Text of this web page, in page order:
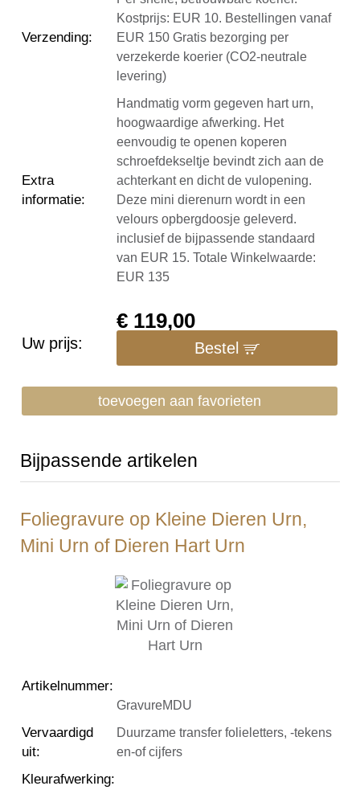
Verzending:
Kostprijs: EUR 10. Bestellingen vanaf
EUR 150 Gratis bezorging per
verzekerde koerier (CO2-neutrale
levering)
Extra
informatie:
Handmatig vorm gegeven hart urn,
hoogwaardige afwerking. Het
eenvoudig te openen koperen
schroefdekseltje bevindt zich aan de
achterkant en dicht de vulopening.
Deze mini dierenurn wordt in een
velours opbergdoosje geleverd.
inclusief de bijpassende standaard
van EUR 15. Totale Winkelwaarde:
EUR 135
Uw prijs:
€ 119,00
Bestel
toevoegen aan favorieten
Bijpassende artikelen
Foliegravure op Kleine Dieren Urn,
Mini Urn of Dieren Hart Urn
Artikelnummer:
GravureMDU
Vervaardigd
uit:
Duurzame transfer folieletters, -tekens
en-of cijfers
Kleurafwerking: